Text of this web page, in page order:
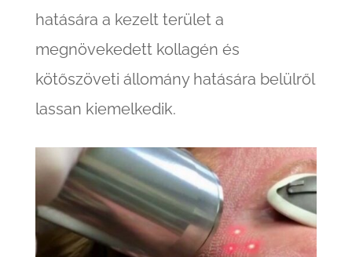
hatására a kezelt terület a
megnövekedett kollagén és
kötőszöveti állomány hatására belülről
lassan kiemelkedik.